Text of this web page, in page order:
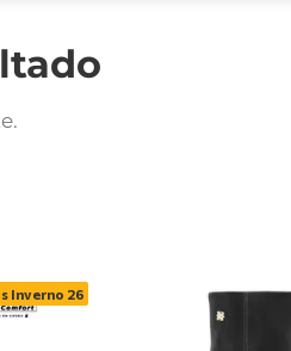
Inverno 26